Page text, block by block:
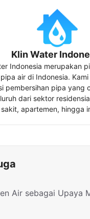
Klin Water
Indonesia merupakan
air di Indonesia.
pembersihan pipa yang
dari sektor
sakit, apartemen, hingga
Air sebagai Upaya